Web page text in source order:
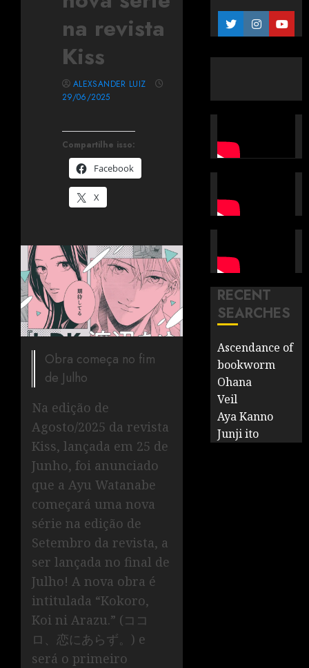
na revista
Kiss
Compartilhe isso:
Facebook
X
ALEXSANDER LUIZ
29/06/2025
Obra começa no fim
de Julho
Na edição de
Agosto/2025 da revista
Kiss, lançada em 25 de
Junho, foi anunciado
que a Ayu Watanabe
começará uma nova
série na edição de
Setembro da revista, a
ser lançada no final de
Julho! A nova obra é
intitulada “Kokoro,
Koi ni Arazu.” (ココ
ロ、恋にあらず。) e
será o primeiro
RECENT
SEARCHES
Ascendance of
bookworm
Ohana
Veil
Aya Kanno
Junji ito